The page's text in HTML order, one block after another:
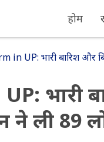
होम
in UP: भारी बारिश और
भारी
ली 89